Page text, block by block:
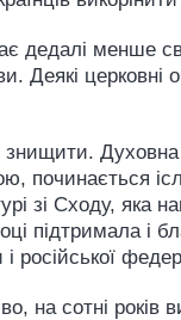
дедалі менше
Деякі
починається
зі Сходу, яка
підтримала і
на сотні років